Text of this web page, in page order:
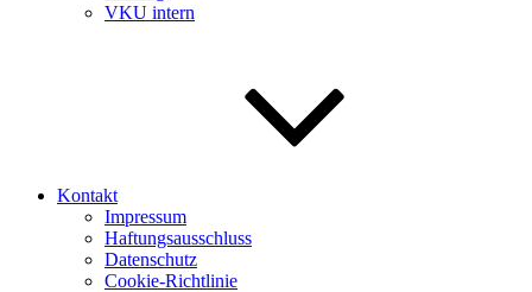
VKU intern
Kontakt
Impressum
Haftungsausschluss
Datenschutz
Cookie-Richtlinie